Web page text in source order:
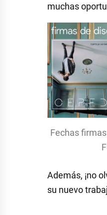
muchas
Fechas
Además, ¡no
su nuevo